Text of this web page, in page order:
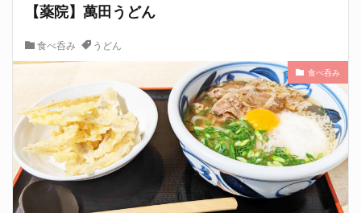
【薬院】萬田うどん
食べ呑み うどん
食べ呑み
タグ
ラーメン
居酒屋
焼き鳥
検索